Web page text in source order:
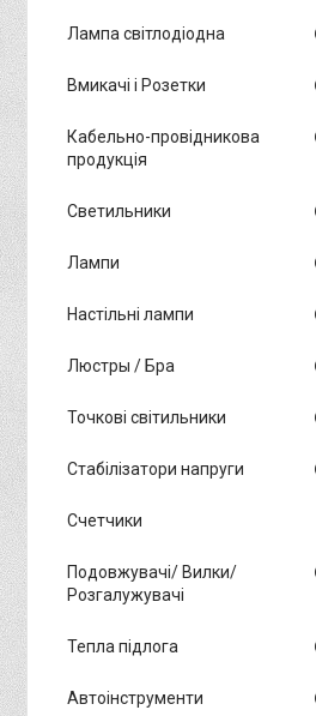
Лампа світлодіодна
Вмикачі і Розетки
Кабельно-провідникова
продукція
Светильники
Лампи
Настільні лампи
Люстры / Бра
Точкові світильники
Стабілізатори напруги
Счетчики
Подовжувачі/ Вилки/
Розгалужувачі
Тепла підлога
Автоінструменти